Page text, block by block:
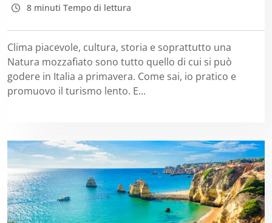
8 minuti Tempo di lettura
Clima piacevole, cultura, storia e soprattutto una
Natura mozzafiato sono tutto quello di cui si può
godere in Italia a primavera. Come sai, io pratico e
promuovo il turismo lento. E...